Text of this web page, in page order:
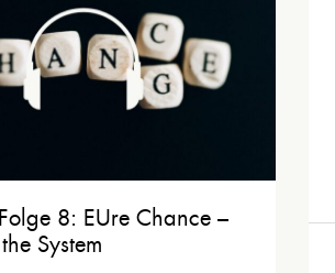
8: EUre Chance –
System